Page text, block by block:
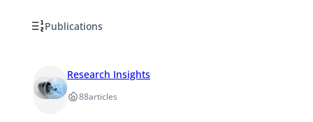
Publications
Research Insights
88articles